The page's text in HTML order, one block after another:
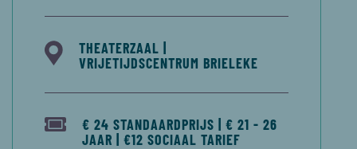
THEATERZAAL |
VRIJETIJDSCENTRUM BRIELEKE
€ 24 STANDAARDPRIJS | € 21 - 26
JAAR | €12 SOCIAAL TARIEF